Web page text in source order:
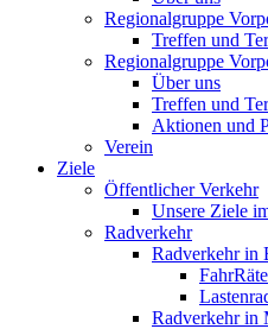
Regionalgruppe
Treffen und
Regionalgruppe
Über uns
Treffen und
Aktionen und
Verein
Ziele
Öffentlicher Verkehr
Unsere Ziele
Radverkehr
Radverkehr in
FahrRäte
Radverkehr in